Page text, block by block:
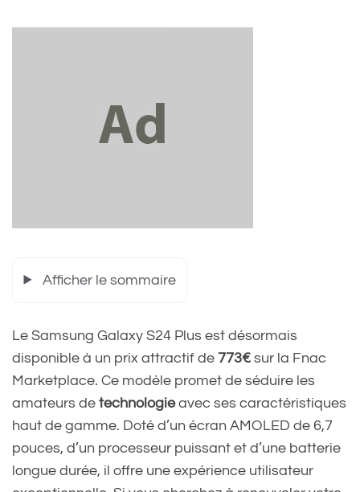
Afficher le sommaire
Le Samsung Galaxy S24 Plus est désormais
disponible à un prix attractif de 773€ sur la Fnac
Marketplace. Ce modèle promet de séduire les
amateurs de technologieavec ses caractéristiques
haut de gamme. Doté d’un écran AMOLED de 6,7
pouces, d’un processeur puissant et d’une batterie
longue durée, il offre une expérience utilisateur